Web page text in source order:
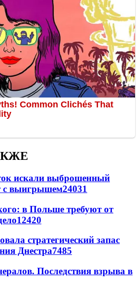
искали выброшенный
с выигрышем24031
в Польше требуют от
12420
стратегический запас
Днестра7485
Последствия взрыва в